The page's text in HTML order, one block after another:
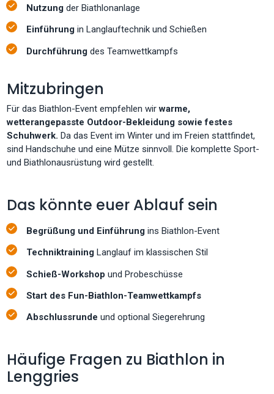
Nutzung der Biathlonanlage
Einführung in Langlauftechnik und Schießen
Durchführungdes Teamwettkampfs
Mitzubringen
Für das Biathlon-Event empfehlen wirwarme,
wetterangepasste Outdoor-Bekleidung sowie festes
Schuhwerk. Da das Event im Winter und im Freien stattfindet,
sind Handschuhe und eine Mütze sinnvoll. Die komplette Sport-
und Biathlonausrüstung wird gestellt.
Das könnte euer Ablauf sein
Begrüßung und Einführungins Biathlon-Event
Techniktraining Langlauf im klassischen Stil
Schieß-Workshop und Probeschüsse
Start des Fun-Biathlon-Teamwettkampfs
Abschlussrunde und optional Siegerehrung
Häufige Fragen zu Biathlon in
Lenggries